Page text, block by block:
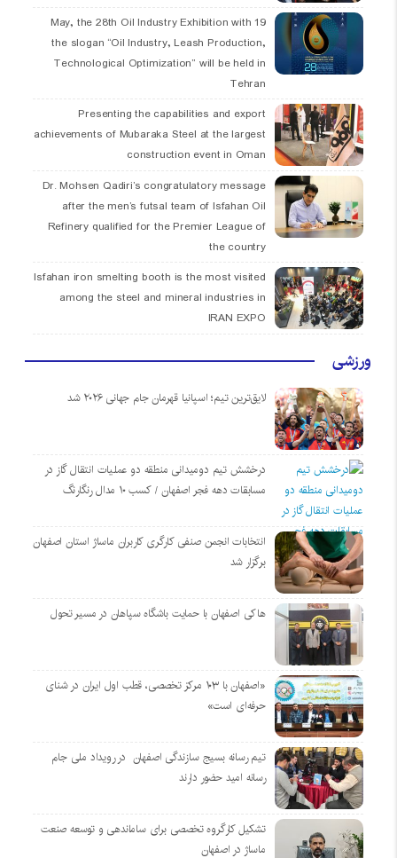
19 May, the 28th Oil Industry Exhibition with
the slogan “Oil Industry, Leash Production,
Technological Optimization” will be held in
Tehran
Presenting the capabilities and export
achievements of Mubaraka Steel at the largest
construction event in Oman
Dr. Mohsen Qadiri’s congratulatory message
after the men’s futsal team of Isfahan Oil
Refinery qualified for the Premier League of
the country
Isfahan iron smelting booth is the most visited
among the steel and mineral industries in
IRAN EXPO
ورزشی
لایق‌ترین تیم؛ اسپانیا قهرمان جام جهانی ۲۰۲۶ شد
درخشش تیم دومیدانی منطقه دو عملیات انتقال گاز در
مسابقات دهه فجر اصفهان / کسب ۱۰ مدال رنگارنگ
انتخابات انجمن صنفی کارگری کاربران ماساژ استان اصفهان
برگزار شد
هاکی اصفهان با حمایت باشگاه سپاهان در مسیر تحول
«اصفهان با ۱۰۳ مرکز تخصصی، قطب اول ایران در شنای
حرفه‌ای است»
تیم رسانه بسیج سازندگی اصفهان در رویداد ملی جام
رسانه امید حضور دارند
تشکیل کارگروه تخصصی برای ساماندهی و توسعه صنعت
ماساژ در اصفهان